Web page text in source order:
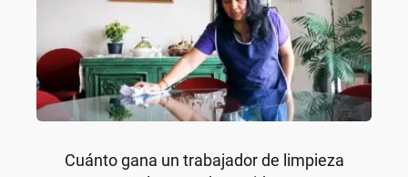
Cuánto gana un trabajador de limpieza